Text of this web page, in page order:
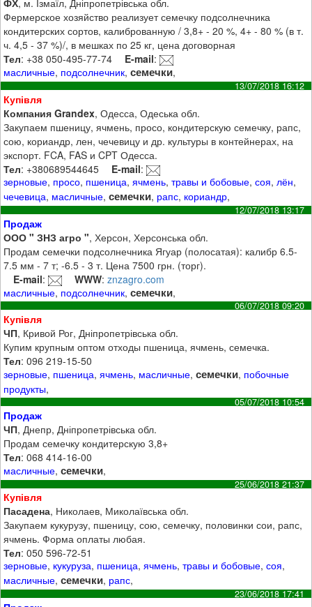
ФХ, м. Ізмаїл, Дніпропетрівська обл.
Фермерское хозяйство реализует семечку подсолнечника
кондитерских сортов, калиброванную / 3,8+ - 20 %, 4+ - 80 % (в т.
ч. 4,5 - 37 %)/, в мешках по 25 кг, цена договорная
Тел: +38 050-495-77-74 E-mail:
масличные, подсолнечник,семечки,
13/07/2018 16:12
Купівля
Компания Grandex, Одесса, Одеська обл.
Закупаем пшеницу, ячмень, просо, кондитерскую семечку, рапс,
сою, кориандр, лен, чечевицу и др. культуры в контейнерах, на
экспорт. FCA, FAS и CPT Одесса.
Тел: +380689544645 E-mail:
зерновые, просо, пшеница,ячмень,травы и бобовые,соя,лён,
чечевица, масличные,семечки, рапс, кориандр,
12/07/2018 13:17
Продаж
ООО " ЗНЗ агро ", Херсон, Херсонська обл.
Продам семечки подсолнечника Ягуар (полосатая): калибр 6.5-
7.5 мм - 7 т; -6.5 - 3 т. Цена 7500 грн. (торг).
E-mail: WWW:znzagro.com
масличные, подсолнечник,семечки,
06/07/2018 09:20
Купівля
ЧП, Кривой Рог, Дніпропетрівська обл.
Купим крупным оптом отходы пшеница, ячмень, семечка.
Тел: 096 219-15-50
зерновые, пшеница,ячмень, масличные,семечки, побочные
продукты,
05/07/2018 10:54
Продаж
ЧП, Днепр, Дніпропетрівська обл.
Продам семечку кондитерскую 3,8+
Тел: 068 414-16-00
масличные,семечки,
25/06/2018 21:37
Купівля
Пасадена, Николаев, Миколаївська обл.
Закупаем кукурузу, пшеницу, сою, семечку, половинки сои, рапс,
ячмень. Форма оплаты любая.
Тел: 050 596-72-51
зерновые, кукуруза, пшеница,ячмень,травы и бобовые,соя,
масличные,семечки, рапс,
23/06/2018 17:41